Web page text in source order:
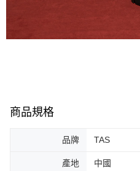
商品規格
品牌 TAS
產地 中國